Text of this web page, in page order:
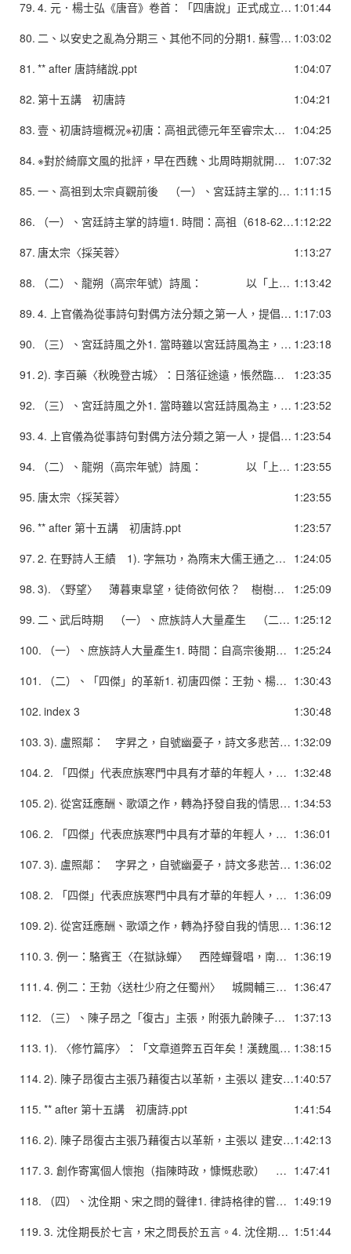
1:01:44
79.
4. 元．楊士弘《唐音》卷首：「四唐說」正式成立。 「自武德至天寶末六十五人，為唐初、盛唐詩。……自天寶至元和間四十八人，為中唐詩。……自元和至唐末四十九人，為晚唐詩。」5. 明．高棅《唐詩品滙．五言詩敘目》：唐詩分期圓熟。 「唐詩之變，漸矣！隋代以還，一變而為初唐，貞觀、垂拱之詩是也；再變而為盛唐，開元、天寶之詩是也；三變而為中唐，大歷、貞元之詩是也；四變而為晚唐，元和以後之詩是也。」
1:03:02
80.
二、以安史之亂為分期三、其他不同的分期1. 蘇雪林《唐詩概論》：1). 唐初宮體詩；2).「四傑」至盛唐的浪漫思潮；3). 杜甫至元和年間的寫實思潮；4). 李商隱以後的唯美思潮；5). 唐末詩壇。2. 中國科學院文學研究所主編《唐詩選．前言》：1). 唐初；2). 「四傑」至開元前；3). 開元初至安始之亂前；4). 安史之亂爆發至大歷初；5). 大歷初至貞元中；6). 貞元中至大和初；7). 大和初至大中初；8). 大中以後至唐末。※以上幾種分期過於瑣碎，不如「四唐」說取得較大的共識，一般文學史多採「
1:04:07
81. ** after 唐詩緒說.ppt
1:04:21
82. 第十五講 初唐詩
1:04:25
83.
壹、初唐詩壇概況※初唐：高祖武德元年至睿宗太極元年，西元618-712。詩風： 前期：高祖到太宗貞觀前後 後期：武后時期。※初唐詩歌先沿續了齊梁時代的綺靡文風，並從而自覺地總結並革新此文風並漸漸確立學習建安詩歌、批判齊梁文風的主流思想，最後在盛唐形成了結合建安風骨和齊梁詞采，文質兼備的理想風貌。
1:07:32
84.
※對於綺靡文風的批評，早在西魏、北周時期就開始出現了。但主張過於落伍守舊，否定詩歌本身的價值和文學之美感，也無法形成真正的文學革新力量。1). 魏相宇文泰命蘇綽仿照《尚書》作〈大誥〉，又令「自今文章皆依此體」（《資治通鑑》卷一五九）2). 隋文帝下詔排斥輕浮華偽文風，李諤上疏批評「江左齊梁」的弊病在於內容上「不出月露之形」、「唯是風雲之狀」，形式上「競一韻之奇，爭一字之巧」（《隋書‧李諤傳》）。
1:11:15
85.
一、高祖到太宗貞觀前後 （一）、宮廷詩主掌的詩壇 （二）、龍朔（高宗年號）詩風： 以「上官體」為主 （三）、宮廷之外
1:12:22
86.
（一）、宮廷詩主掌的詩壇1. 時間：高祖（618-626）、太宗（650-684）約四十年，以貞觀年間為主要的文學活動時間。2. 本期主要沿續齊梁以來的宮廷詩風，以宮廷遊宴、君臣唱和為主。題材內容趨向雅正，「宮體」等較「浮艷」的題材雖仍有創作，但已大為減少。 格局較寛廣，氣勢較宏大。
1:13:27
87. 唐太宗〈採芙蓉〉
1:13:42
88.
（二）、龍朔（高宗年號）詩風： 以「上官體」為主1. 高宗李治（650-684）更愛好文學，新一代宮廷詩人崛起，以上官儀最受重視。 2. 上官儀，字游韶。早年參與宮廷遊宴，頗受太宗賞識，高宗即位後，更受恩寵。3. 「上官體」：上官儀詩風「文辭綺錯，意趣婉媚」，上承梁陳詩風，為當時仿效的對象，故稱之。
1:17:03
89.
4. 上官儀為從事詩句對偶方法分類之第一人，提倡「六對」、「八對」之說，歸納對偶的方式，使學者易遵循，對律詩之完成有催生作用。5. 上官儀〈早春桂林殿應詔〉 步輦出披香，清歌臨太液。 曉樹流鶯滿，春堤芳草積。 風光翻露文，雪華上空碧。 花蝶來未已，山光暖將夕。
1:23:18
90.
（三）、宮廷詩風之外1. 當時雖以宮廷詩風為主，不過宮廷詩人於非宮廷場合時，其創作亦及於羈旅行役或自抒懷抱之作。 1). 唐太宗〈遼東山夜臨秋詩〉：煙生遙岸隱，月落半崖陰。連山驚鳥亂，隔岫斷猿吟。
1:23:35
91.
2). 李百藥〈秋晚登古城〉：日落征途遠，悵然臨古城。頹墉寒雀集，荒堞晚鳥驚。蕭森灌木上，迢遞孤煙生。霞景煥餘照，露氣澄晚晴。秋風轉搖落，此志安可平。
1:23:52
92.
（三）、宮廷詩風之外1. 當時雖以宮廷詩風為主，不過宮廷詩人於非宮廷場合時，其創作亦及於羈旅行役或自抒懷抱之作。 1). 唐太宗〈遼東山夜臨秋詩〉：煙生遙岸隱，月落半崖陰。連山驚鳥亂，隔岫斷猿吟。
1:23:54
93.
4. 上官儀為從事詩句對偶方法分類之第一人，提倡「六對」、「八對」之說，歸納對偶的方式，使學者易遵循，對律詩之完成有催生作用。5. 上官儀〈早春桂林殿應詔〉 步輦出披香，清歌臨太液。 曉樹流鶯滿，春堤芳草積。 風光翻露文，雪華上空碧。 花蝶來未已，山光暖將夕。
1:23:55
94.
（二）、龍朔（高宗年號）詩風： 以「上官體」為主1. 高宗李治（650-684）更愛好文學，新一代宮廷詩人崛起，以上官儀最受重視。 2. 上官儀，字游韶。早年參與宮廷遊宴，頗受太宗賞識，高宗即位後，更受恩寵。3. 「上官體」：上官儀詩風「文辭綺錯，意趣婉媚」，上承梁陳詩風，為當時仿效的對象，故稱之。
1:23:55
95. 唐太宗〈採芙蓉〉
1:23:57
96. ** after 第十五講 初唐詩.ppt
1:24:05
97.
2. 在野詩人王績 1). 字無功，為隋末大儒王通之弟，好易、老、莊，自號東臯子。 2). 詩歌除宮體三首採蕭綱手法外，其餘均與陶淵明詩風相似，但有些兼採律體，可見其亦為齊梁以來律體形成過程中的一員。
1:25:09
98.
3). 〈野望〉 薄暮東皐望，徒倚欲何依？ 樹樹皆秋色，山山唯落暉。 牧人驅犢返，獵馬帶禽歸。 相顧無相識，長歌懷采薇。
1:25:12
99.
二、武后時期 （一）、庶族詩人大量產生 （二）、「四傑」的革新 （三）、陳子昂之「復古」主張，附張九齡 （四）、沈佺期、宋之問的聲律 （五）、文章四友 （六）、劉希夷、張若虛 （七）、王梵志、寒山、拾得
1:25:24
100.
（一）、庶族詩人大量產生1. 時間：自高宗後期至武后參政，下及中宗、睿宗時期。為唐代社會結構巨變時期，亦為唐詩形成的重要關鍵期。2. 武后為了鞏固政權，削弱皇戚、世家大族勢力，故廣開科舉仕途大門，使社會中下層文人士子得以參與政治，不但收到廣納人才之效果，並且增加社會結構階層的流動性，並且使得庶族寒士充滿建功立業之熱誠，也開啟了不同的詩風。
1:30:43
101.
（二）、「四傑」的革新1. 初唐四傑：王勃、楊炯、盧照鄰、駱賓王。 1). 王勃： 字子安，善文辭，恃才傲物，英年早逝。 詩歌以五律五絕為多，平仄已和諧。 2). 楊炯： 亦恃才傲物，其文可與王勃比肩，詩則遜 於王勃。詩以五律五古為多。
1:30:48
102. index 3
1:32:09
103.
3). 盧照鄰： 字昇之，自號幽憂子，詩文多悲苦之音，然而修辭較華麗，故風骨未遒。以七言歌行突出。 4). 駱賓王： 為人頗有豪俠之氣，尤妙五言詩，〈帝京篇〉為近六百字之五七言長詩，與〈疇昔篇〉均為誇展才學之作，當時以為絕唱。
1:32:48
104.
2. 「四傑」代表庶族寒門中具有才華的年輕人，渴望躋身上層，滿懷壯志。 1). 反對當時「上官體」「氣骨都盡、剛健不聞」駢儷文風。提倡文學要有剛健的氣勢和激越的感情，指出詩歌復興在於「氣骨」這一個核心問題，為唐代文學改革的先鋒。 不過他們標舉儒家以六經為本的原則，將綺麗文風的歷史根源歸於屈、宋和建安文人，沒有把「氣骨」和 建安詩連繫起來，在理論上仍有局限，與北周、隋的復古主張和偏見有相承之處。
1:34:53
105.
2). 從宮廷應酬、歌頌之作，轉為抒發自我的情思和壯志、感概，故題材內容擴大，體裁形式亦多樣化，包括歌行、樂府、近體、古風，對唐詩的成熟頗具貢獻。 3). 整體風格雖在內涵與情境方面顯出骨氣而有格調，然而在語言文辭方面，仍不免受到當時文風影響，而沿襲了華靡之氣。參見課本王勃舉詩。
1:36:01
106.
2. 「四傑」代表庶族寒門中具有才華的年輕人，渴望躋身上層，滿懷壯志。 1). 反對當時「上官體」「氣骨都盡、剛健不聞」駢儷文風。提倡文學要有剛健的氣勢和激越的感情，指出詩歌復興在於「氣骨」這一個核心問題，為唐代文學改革的先鋒。 不過他們標舉儒家以六經為本的原則，將綺麗文風的歷史根源歸於屈、宋和建安文人，沒有把「氣骨」和 建安詩連繫起來，在理論上仍有局限，與北周、隋的復古主張和偏見有相承之處。
1:36:02
107.
3). 盧照鄰： 字昇之，自號幽憂子，詩文多悲苦之音，然而修辭較華麗，故風骨未遒。以七言歌行突出。 4). 駱賓王： 為人頗有豪俠之氣，尤妙五言詩，〈帝京篇〉為近六百字之五七言長詩，與〈疇昔篇〉均為誇展才學之作，當時以為絕唱。
1:36:09
108.
2. 「四傑」代表庶族寒門中具有才華的年輕人，渴望躋身上層，滿懷壯志。 1). 反對當時「上官體」「氣骨都盡、剛健不聞」駢儷文風。提倡文學要有剛健的氣勢和激越的感情，指出詩歌復興在於「氣骨」這一個核心問題，為唐代文學改革的先鋒。 不過他們標舉儒家以六經為本的原則，將綺麗文風的歷史根源歸於屈、宋和建安文人，沒有把「氣骨」和 建安詩連繫起來，在理論上仍有局限，與北周、隋的復古主張和偏見有相承之處。
1:36:12
109.
2). 從宮廷應酬、歌頌之作，轉為抒發自我的情思和壯志、感概，故題材內容擴大，體裁形式亦多樣化，包括歌行、樂府、近體、古風，對唐詩的成熟頗具貢獻。 3). 整體風格雖在內涵與情境方面顯出骨氣而有格調，然而在語言文辭方面，仍不免受到當時文風影響，而沿襲了華靡之氣。參見課本王勃舉詩。
1:36:19
110.
3. 例一：駱賓王〈在獄詠蟬〉 西陸蟬聲唱，南冠客思侵。 那堪玄鬢影，來對白頭吟。 露重飛難進，風多響易沈。 無人信高潔，誰為表予心？
1:36:47
111.
4. 例二：王勃〈送杜少府之任蜀州〉 城闕輔三秦，風煙望五津。 與君離別意，同是宦遊人。 海內存知己，天涯若比鄰。 無為在歧路，兒女共沾巾。
1:37:13
112.
（三）、陳子昂之「復古」主張，附張九齡陳子昂，字伯玉， 為初唐發論反對六朝華靡詩風的第一人。2. 詩歌主張： 恢復漢魏風骨──重風骨、興寄
1:38:15
113.
1). 〈修竹篇序〉：「文章道弊五百年矣！漢魏風骨，晉宋莫傳，然而文獻有可徵者。僕嘗暇時觀齊梁間詩，采麗競繁而興寄都絕，每以永嘆，竊思古人，常恐逶迤頹靡，風雅不做，以耿耿也。一昨於解三（東方虯）處，見明公詠孤桐篇，骨氣端翔，音情頓挫，光英朗練，有金石聲。遂用洗心飾視，發揮幽鬱。不圖正始之音，復睹於茲，可使建安作者相視而笑。」
1:40:57
114.
2). 陳子昂復古主張乃藉復古以革新，主張以 建安、正始之風骨、興寄，取代晉未齊梁 以來「采麗競繁」的風尚。 建安＝「風骨」(剛健的現實內容) +「興寄」(有感而作,重託喻、有寄託) 上承風雅傳統。 3). 其主張更明確地指向言志述懷的創作內容，終於為唐詩擺脫南朝綺麗風格找到一條目標，其擺脫齊梁詩風的創作上，也取得超越「四傑」的成績。
1:41:54
115. ** after 第十五講 初唐詩.ppt
1:42:13
116.
2). 陳子昂復古主張乃藉復古以革新，主張以 建安、正始之風骨、興寄，取代晉宋齊梁 以來「采麗競繁」的風尚。 建安＝「風骨」(剛健的現實內容) +「興寄」(有感而作,重託喻、有寄託) 上承風雅傳統。 3). 其主張更明確地指向言志述懷的創作內容，終於為唐詩擺脫南朝綺麗風格找到一條目標，其擺脫齊梁詩風的創作上，也取得超越「四傑」的成績。
1:47:41
117.
3. 創作寄寓個人懷抱（指陳時政，慷慨悲歌） 如〈感遇〉十九首乃繼承阮籍〈詠懷〉詩的傳統，寄寓懷抱，抒發幽憤。但與阮籍不同者，在於其詩作中相當明顯地指陳時政、諷喻現實，可以算是盛唐以後杜甫、白居易等社會政治諷喻詩的先導。4. 張九齡詩風較接近陳子昂，部分詩歌則具有臺閣之氣。
1:49:19
118.
（四）、沈佺期、宋之問的聲律1. 律詩格律的嘗試： 1). 始於齊梁，由沈約、謝朓而至陰鏗、何遜，而至徐陵、庾信，而上官儀，成熟之機運日益接近。 2). 初唐四傑亦不少平仄和諧之作，然比例仍算少數。 3). 沈、宋承此基礎，遂完成格律，其作品平仄和諧者占八九成。2. 五律首先完成，七律、絕句繼之。（按，絕句醞釀可上溯六朝甚至漢魏，但其格律基礎仍在律詩，故絕句因律詩格律之完成而固定。）
1:51:44
119.
3. 沈佺期長於七言，宋之問長於五言。4. 沈佺期〈古意呈補闕喬知之〉 盧家少婦鬱金堂，海燕雙棲玳瑁梁。 平平仄仄仄平平 仄仄平平仄仄平 九月寒砧催木葉，十年征戌憶遼陽。 仄仄平平平仄仄 仄平平仄仄平平 白狼河北音書斷，丹鳯城南秋夜長。 仄平平仄平平仄 平仄平平平仄平 誰謂含愁獨不見，更教明月照流黃。 平仄平平仄仄仄 平平平仄仄平平 （第五句失黏）